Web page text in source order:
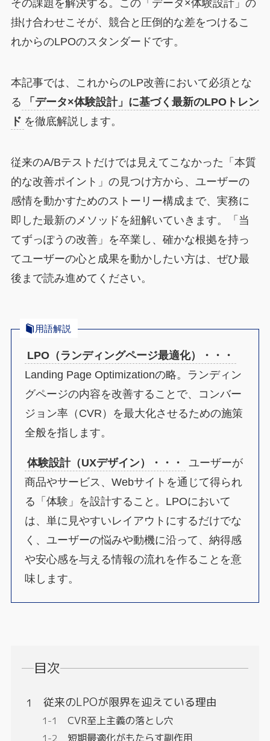
その課題を解決する。この「データ×体験設計」の
掛け合わせこそが、競合と圧倒的な差をつけるこ
れからのLPOのスタンダードです。
本記事では、これからのLP改善において必須とな
る
「データ×体験設計」に基づく最新のLPOトレン
ド を徹底解説します。
従来のA/Bテストだけでは見えてこなかった「本質
的な改善ポイント」の見つけ方から、ユーザーの
感情を動かすためのストーリー構成まで、実務に
即した最新のメソッドを紐解いていきます。「当
てずっぽうの改善」を卒業し、確かな根拠を持っ
てユーザーの心と成果を動かしたい方は、ぜひ最
後まで読み進めてください。
用語解説
LPO（ランディングページ最適化）・・・
Landing Page Optimizationの略。ランディン
グページの内容を改善することで、コンバー
ジョン率（CVR）を最大化させるための施策
全般を指します。
体験設計（UXデザイン）・・・
ユーザーが
商品やサービス、Webサイトを通じて得られ
る「体験」を設計すること。LPOにおいて
は、単に見やすいレイアウトにするだけでな
く、ユーザーの悩みや動機に沿って、納得感
や安心感を与える情報の流れを作ることを意
味します。
目次
従来のLPOが限界を迎えている理由
CVR至上主義の落とし穴
短期最適化がもたらす副作用